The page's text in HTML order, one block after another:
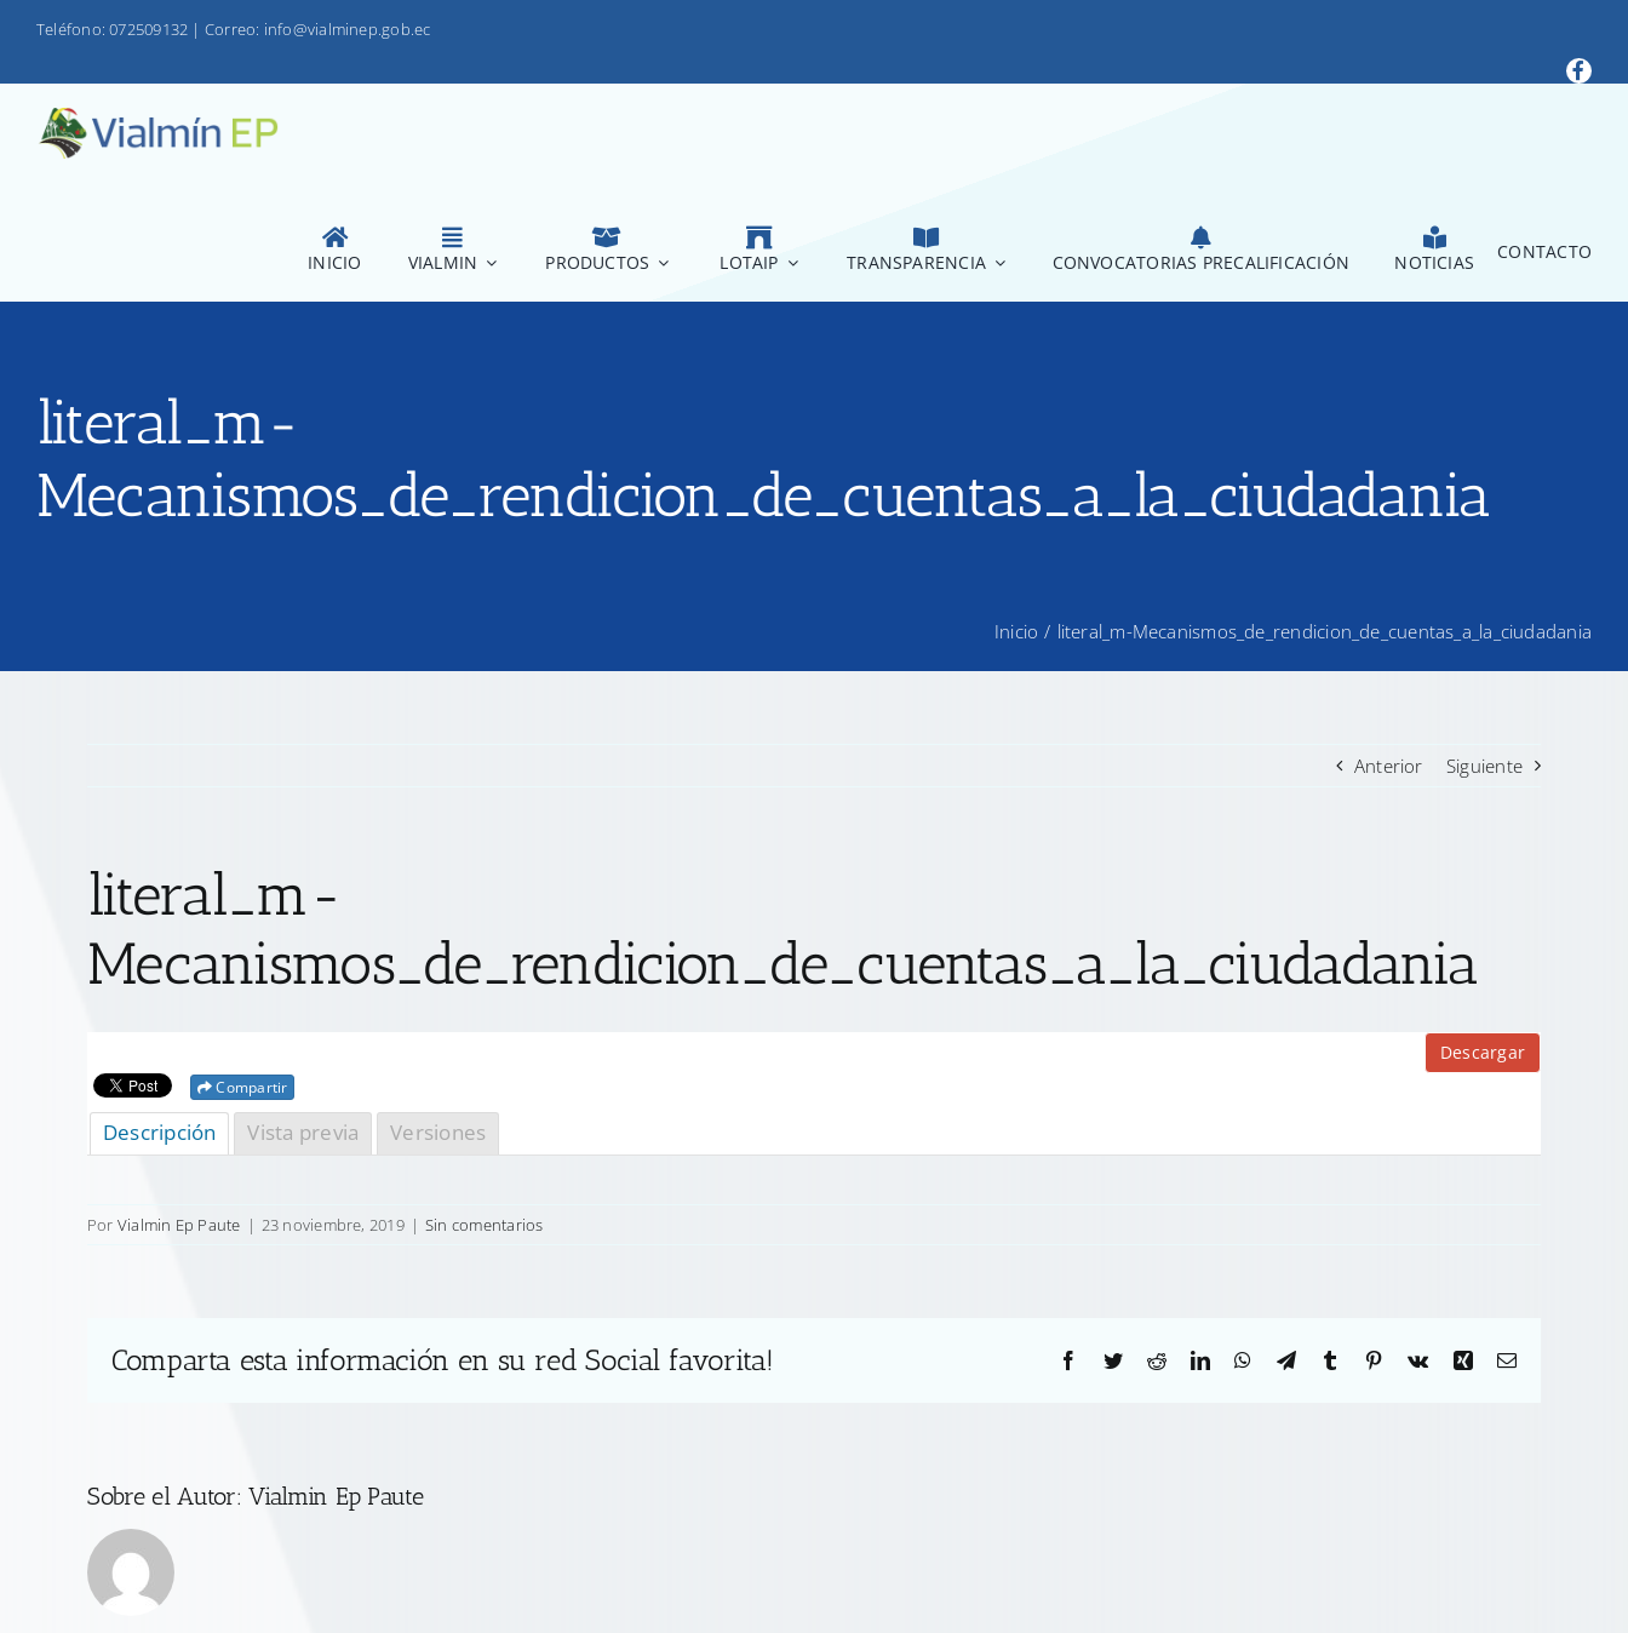
Teléfono: 072509132 | Correo: info@vialminep.gob.ec
INICIO VIALMIN PRODUCTOS LOTAIP TRANSPARENCIA CONVOCATORIAS PRECALIFICACIÓN NOTICIAS CONTACTO
literal_m-
Mecanismos_de_rendicion_de_cuentas_a_la_ciudadania
Inicio / literal_m-Mecanismos_de_rendicion_de_cuentas_a_la_ciudadania
Anterior Siguiente
literal_m-
Mecanismos_de_rendicion_de_cuentas_a_la_ciudadania
Descargar
Compartir
Descripción Vista previa Versiones
Por Vialmin Ep Paute | 23 noviembre, 2019 | Sin comentarios
Comparta esta información en su red Social favorita! Facebook
TwitterRedditLinkedInWhatsApp
TelegramTumblr Pinterest
Vk Xing Correo
Sobre el Autor:Vialmin Ep Paute